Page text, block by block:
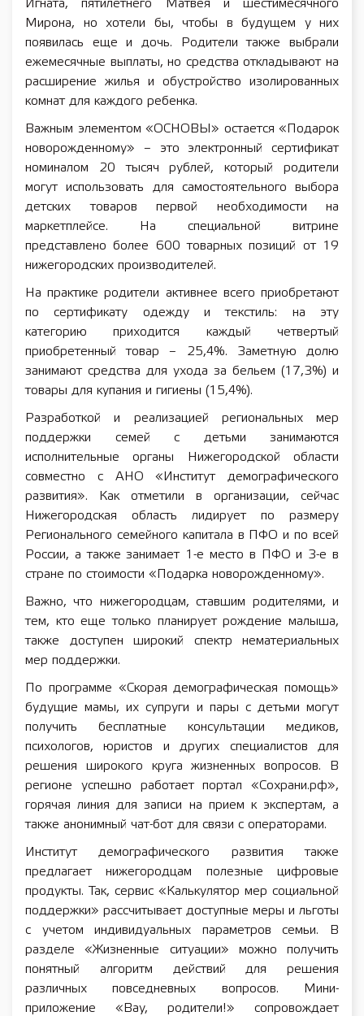
Игната, пятилетнего Матвея и шестимесячного
Мирона, но хотели бы, чтобы в будущем у них
появилась еще и дочь. Родители также выбрали
ежемесячные выплаты, но средства откладывают на
расширение жилья и обустройство изолированных
комнат для каждого ребенка.
Важным элементом «ОСНОВЫ» остается «Подарок
новорожденному» – это электронный сертификат
номиналом 20 тысяч рублей, который родители
могут использовать для самостоятельного выбора
детских товаров первой необходимости на
маркетплейсе. На специальной витрине
представлено более 600 товарных позиций от 19
нижегородских производителей.
На практике родители активнее всего приобретают
по сертификату одежду и текстиль: на эту
категорию приходится каждый четвертый
приобретенный товар – 25,4%. Заметную долю
занимают средства для ухода за бельем (17,3%) и
товары для купания и гигиены (15,4%).
Разработкой и реализацией региональных мер
поддержки семей с детьми занимаются
исполнительные органы Нижегородской области
совместно с АНО «Институт демографического
развития». Как отметили в организации, сейчас
Нижегородская область лидирует по размеру
Регионального семейного капитала в ПФО и по всей
России, а также занимает 1-е место в ПФО и 3-е в
стране по стоимости «Подарка новорожденному».
Важно, что нижегородцам, ставшим родителями, и
тем, кто еще только планирует рождение малыша,
также доступен широкий спектр нематериальных
мер поддержки.
По программе «Скорая демографическая помощь»
будущие мамы, их супруги и пары с детьми могут
получить бесплатные консультации медиков,
психологов, юристов и других специалистов для
решения широкого круга жизненных вопросов. В
регионе успешно работает портал «Сохрани.рф»,
горячая линия для записи на прием к экспертам, а
также анонимный чат-бот для связи с операторами.
Институт демографического развития также
предлагает нижегородцам полезные цифровые
продукты. Так, сервис «Калькулятор мер социальной
поддержки» рассчитывает доступные меры и льготы
с учетом индивидуальных параметров семьи. В
разделе «Жизненные ситуации» можно получить
понятный алгоритм действий для решения
различных повседневных вопросов. Мини-
приложение «Вау, родители!» сопровождает